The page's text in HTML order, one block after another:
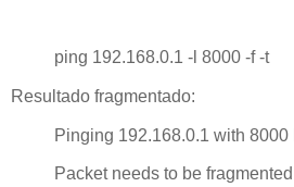
ping 192.168.0.1 -l 8000 -f -t
Resultado fragmentado:
Pinging 192.168.0.1 with 8000
Packet needs to be